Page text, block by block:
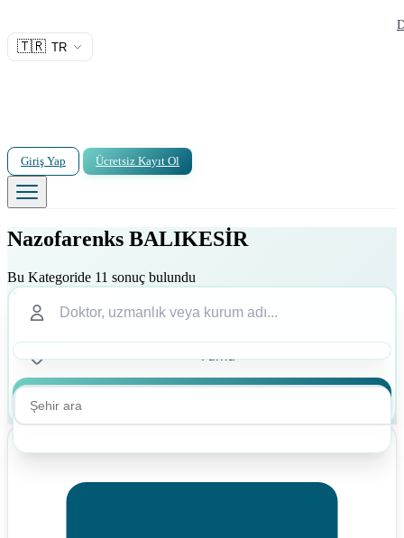
🇹🇷 TR
Giriş Yap Ücretsiz Kayıt Ol
Nazofarenks BALIKESİR
Bu Kategoride 11 sonuç bulundu